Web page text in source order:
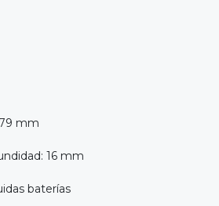
mm
16 mm
baterías